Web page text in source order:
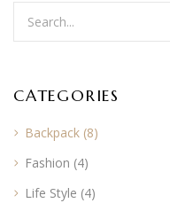
CATEGORIES
Backpack (8)
Fashion (4)
Life Style (4)